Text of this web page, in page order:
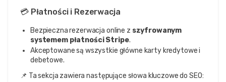
💳 Płatności i Rezerwacja
Bezpieczna rezerwacja online z szyfrowanym
systemem płatności Stripe.
Akceptowane są wszystkie główne karty kredytowe i
debetowe.
📌 Ta sekcja zawiera następujące słowa kluczowe do SEO: